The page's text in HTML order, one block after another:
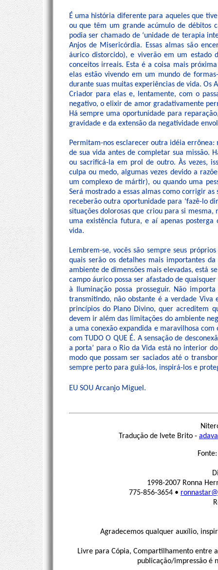
É uma história diferente para aqueles que
ou que têm um grande acúmulo de débitos
podia ser chamado de ‘unidade de terapia
Anjos de Misericórdia. Essas almas são
áurico distorcido), e viverão em um estado
conceitos irreais. Esta é a coisa mais
elas estão vivendo em um mundo de
durante suas muitas experiências de vida.
Criador para elas e, lentamente, com o
negativo, o elixir de amor gradativamente
Há sempre uma oportunidade para
gravidade e da extensão da negatividade
Permitam-nos esclarecer outra idéia errônea:
de sua vida antes de completar sua missão.
ou sacrificá-la em prol de outro. Às vezes,
culpa ou medo, algumas vezes devido a
um complexo de mártir), ou quando uma
Será mostrado a essas almas como corrigir
receberão outra oportunidade para ‘fazê-lo
situações dolorosas que criou para si
uma existência futura, e aí apenas posterga
vida.
Lembrem-se, vocês são sempre seus
quais serão os detalhes mais importantes
ambiente de dimensões mais elevadas, está
campo áurico possa ser afastado de
à Iluminação possa prosseguir. Não
transmitindo, não obstante é a verdade
princípios do Plano Divino, quer acreditem
devem ir além das limitações do ambiente
a uma conexão expandida e maravilhosa
com TUDO O QUE É. A sensação de
a porta’ para o Rio da Vida está no interior do
modo que possam ser saciados até o
sempre perto para guiá-los, inspirá-los e
EU SOU Arcanjo Miguel.
Tradução de Ivete Brito -
1998-2007 Ronna
775-856-3654 •
Agradecemos qualquer auxílio,
Livre para Cópia, Compartilhamento entre
publicação/impressão é